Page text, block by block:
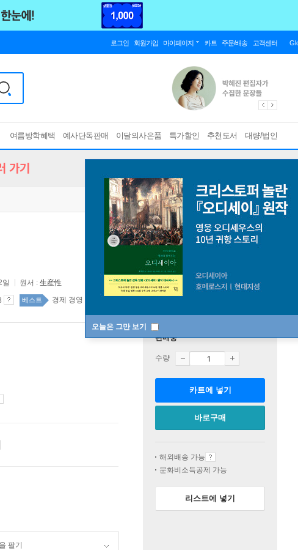
로그인 회원가입 마이페이지 카트 주문/배송 고객센터
여름방학혜택 예사단독판매 이달의사은품 특가할인 추천도서 대량/법인
오늘은 그만 보기
가기
원서 : 生産性
베스트 경제 경영 top20 1주
팔기
판매중
수량
카트에 넣기
바로구매
해외배송 가능
문화비소득공제 가능
리스트에 넣기